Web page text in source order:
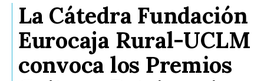
La Cátedra Fundación
Eurocaja Rural-UCLM
convoca los Premios